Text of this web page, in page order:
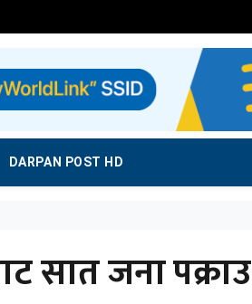
DARPAN POST HD
सात जना पक्राउ